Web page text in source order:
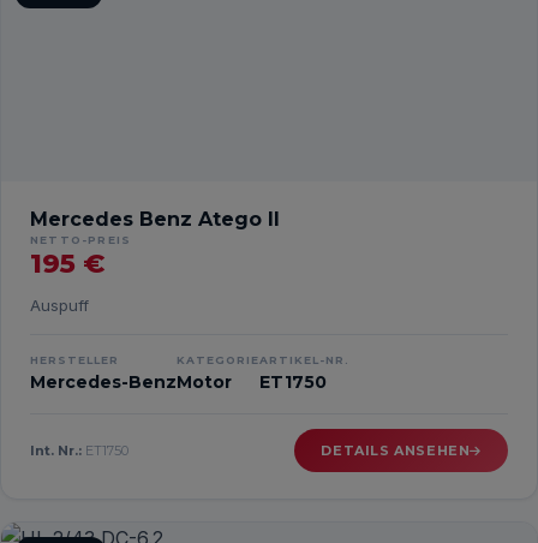
Mercedes Benz Atego II
NETTO-PREIS
195 €
Auspuff
HERSTELLER
Mercedes-Benz
KATEGORIE
Motor
ARTIKEL-NR.
ET1750
Int. Nr.: ET1750 DETAILS ANSEHEN